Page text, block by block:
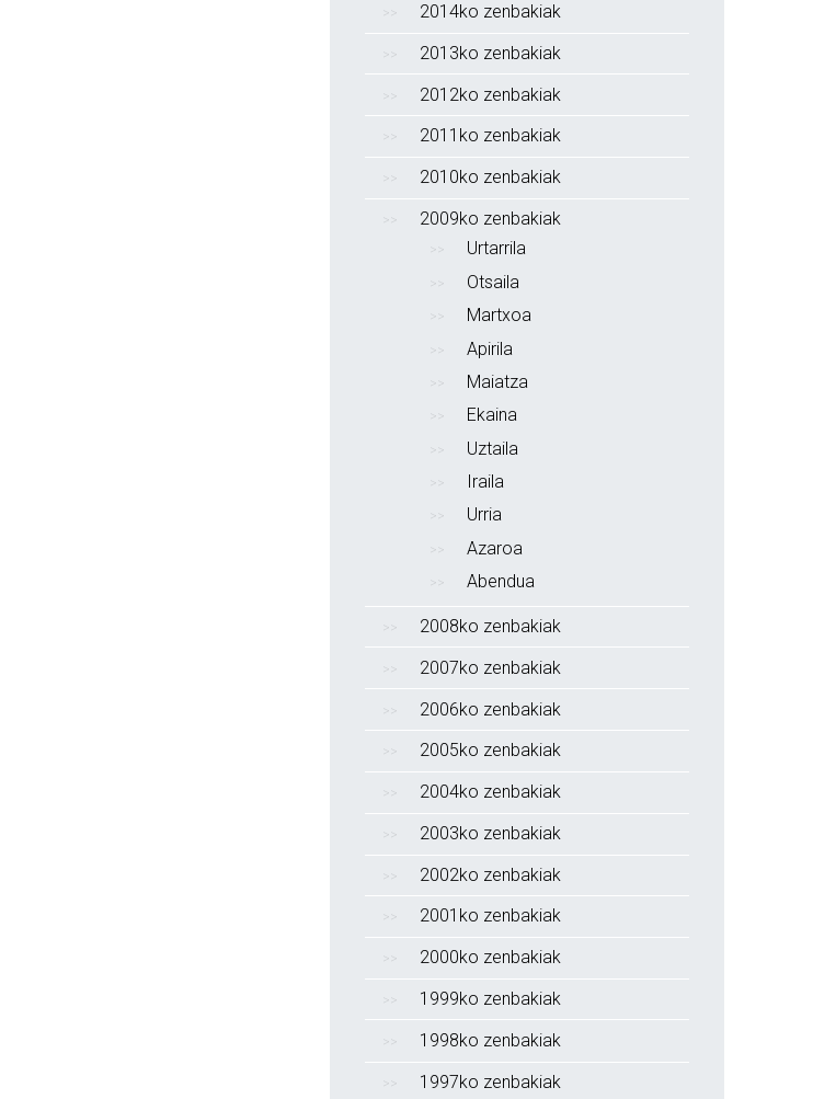
2014ko zenbakiak
2013ko zenbakiak
2012ko zenbakiak
2011ko zenbakiak
2010ko zenbakiak
2009ko zenbakiak
Urtarrila
Otsaila
Martxoa
Apirila
Maiatza
Ekaina
Uztaila
Iraila
Urria
Azaroa
Abendua
2008ko zenbakiak
2007ko zenbakiak
2006ko zenbakiak
2005ko zenbakiak
2004ko zenbakiak
2003ko zenbakiak
2002ko zenbakiak
2001ko zenbakiak
2000ko zenbakiak
1999ko zenbakiak
1998ko zenbakiak
1997ko zenbakiak